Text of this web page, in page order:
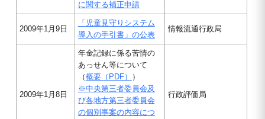
に関する補正申請
2009年1月9日
「児童見守りシステム
導入の手引書」の公表
情報流通行政局
2009年1月8日
年金記録に係る苦情の
あっせん等について
（概要（PDF）
）
※中央第三者委員会及
び各地方第三者委員会
の個別事案の内容につ
行政評価局